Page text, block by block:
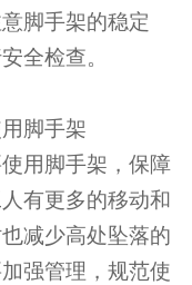
脚手架的稳定
全检查。
脚手架
用脚手架，保障
有更多的移动和
减少高处坠落的
强管理，规范使